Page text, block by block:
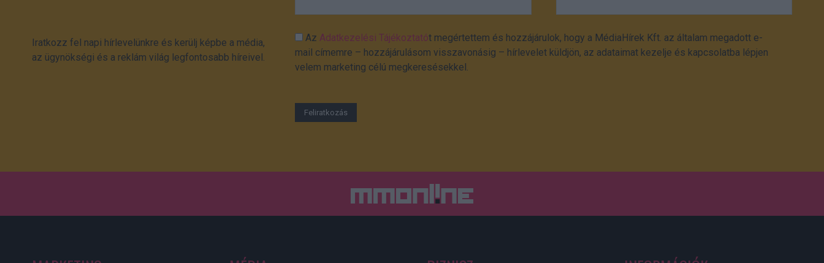
Iratkozz fel napi hírlevelünkre és kerülj képbe a média,
az ügynökségi és a reklám világ legfontosabb híreivel.
AzAdatkezelési Tájékoztatót megértettem és hozzájárulok, hogy a MédiaHírek Kft. az általam megadott e-
mail címemre – hozzájárulásom visszavonásig – hírlevelet küldjön, az adataimat kezelje és kapcsolatba lépjen
velem marketing célú megkeresésekkel.